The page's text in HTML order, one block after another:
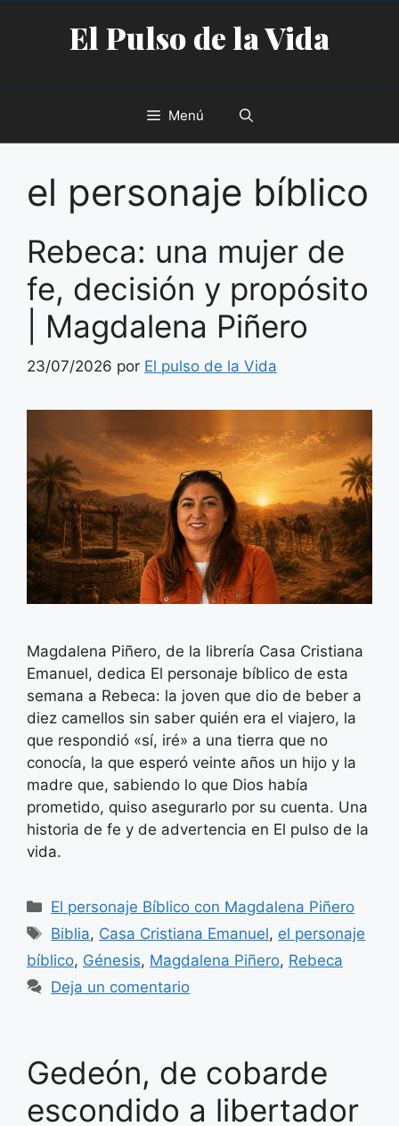
contenidoEl Pulso de la Vida
Menú
el personaje bíblico
Rebeca: una mujer de
fe, decisión y propósito
| Magdalena Piñero
23/07/2026 por El pulso de la Vida
Magdalena Piñero, de la librería Casa Cristiana
Emanuel, dedica El personaje bíblico de esta
semana a Rebeca: la joven que dio de beber a
diez camellos sin saber quién era el viajero, la
que respondió «sí, iré» a una tierra que no
conocía, la que esperó veinte años un hijo y la
madre que, sabiendo lo que Dios había
prometido, quiso asegurarlo por su cuenta. Una
historia de fe y de advertencia en El pulso de la
vida.
Categorías
El personaje Bíblico con Magdalena Piñero
Etiquetas
Biblia, Casa Cristiana Emanuel, el personaje
bíblico, Génesis, Magdalena Piñero, Rebeca
Deja un comentario
Gedeón, de cobarde
escondido a libertador